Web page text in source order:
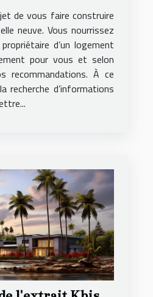
de vous faire construire
neuve. Vous nourrissez
d’un logement
pour vous et selon
recommandations. À ce
d’informations